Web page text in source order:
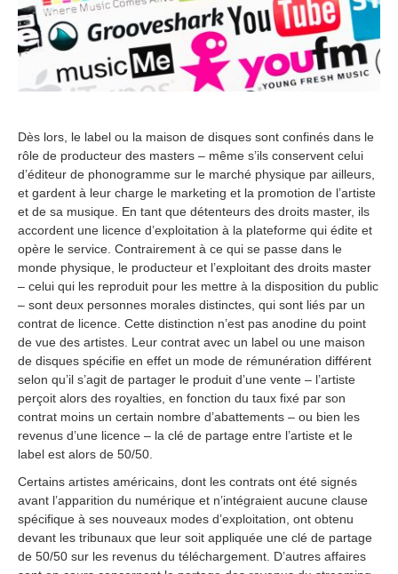
Dès lors, le label ou la maison de disques sont confinés dans le
rôle de producteur des masters – même s’ils conservent celui
d’éditeur de phonogramme sur le marché physique par ailleurs,
et gardent à leur charge le marketing et la promotion de l’artiste
et de sa musique. En tant que détenteurs des droits master, ils
accordent une licence d’exploitation à la plateforme qui édite et
opère le service. Contrairement à ce qui se passe dans le
monde physique, le producteur et l’exploitant des droits master
– celui qui les reproduit pour les mettre à la disposition du public
– sont deux personnes morales distinctes, qui sont liés par un
contrat de licence. Cette distinction n’est pas anodine du point
de vue des artistes. Leur contrat avec un label ou une maison
de disques spécifie en effet un mode de rémunération différent
selon qu’il s’agit de partager le produit d’une vente – l’artiste
perçoit alors des royalties, en fonction du taux fixé par son
contrat moins un certain nombre d’abattements – ou bien les
revenus d’une licence – la clé de partage entre l’artiste et le
label est alors de 50/50.
Certains artistes américains, dont les contrats ont été signés
avant l’apparition du numérique et n’intégraient aucune clause
spécifique à ses nouveaux modes d’exploitation, ont obtenu
devant les tribunaux que leur soit appliquée une clé de partage
de 50/50 sur les revenus du téléchargement. D’autres affaires